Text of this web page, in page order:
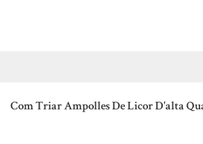
Com Triar Ampolles De Licor D'alta